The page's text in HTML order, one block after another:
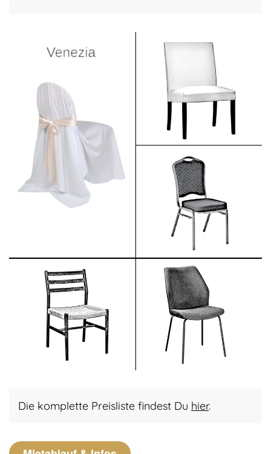
Die komplette Preisliste findest Du hier.